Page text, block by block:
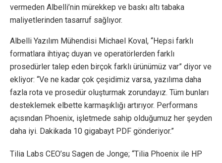
vermeden Albelli’nin mürekkep ve baskı altı tabaka
maliyetlerinden tasarruf sağlıyor.
Albelli Yazılım Mühendisi Michael Koval, “Hepsi farklı
formatlara ihtiyaç duyan ve operatörlerden farklı
prosedürler talep eden birçok farklı ürünümüz var” diyor ve
ekliyor: “Ve ne kadar çok çeşidimiz varsa, yazılıma daha
fazla rota ve prosedür oluşturmak zorundayız. Tüm bunları
desteklemek elbette karmaşıklığı artırıyor. Performans
açısından Phoenix, işletmede sahip olduğumuz her şeyden
daha iyi. Dakikada 10 gigabayt PDF gönderiyor.”
Tilia Labs CEO’su Sagen de Jonge; “Tilia Phoenix ile HP